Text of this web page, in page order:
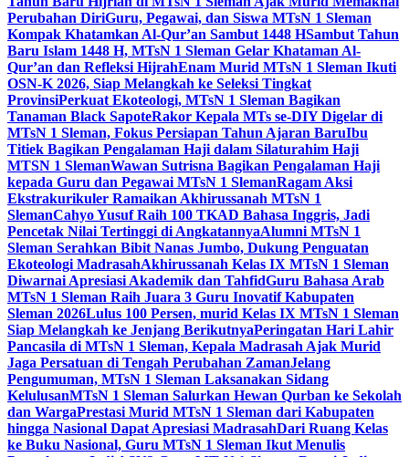
Perubahan DiriGuru, Pegawai, dan Siswa MTsN 1 Sleman
Kompak Khatamkan Al-Qur’an Sambut 1448 HSambut Tahun
Baru Islam 1448 H, MTsN 1 Sleman Gelar Khataman Al-
Qur’an dan Refleksi HijrahEnam Murid MTsN 1 Sleman Ikuti
OSN-K 2026, Siap Melangkah ke Seleksi Tingkat
ProvinsiPerkuat Ekoteologi, MTsN 1 Sleman Bagikan
Tanaman Black SapoteRakor Kepala MTs se-DIY Digelar di
MTsN 1 Sleman, Fokus Persiapan Tahun Ajaran BaruIbu
Titiek Bagikan Pengalaman Haji dalam Silaturahim Haji
MTSN 1 SlemanWawan Sutrisna Bagikan Pengalaman Haji
kepada Guru dan Pegawai MTsN 1 SlemanRagam Aksi
Ekstrakurikuler Ramaikan Akhirussanah MTsN 1
SlemanCahyo Yusuf Raih 100 TKAD Bahasa Inggris, Jadi
Pencetak Nilai Tertinggi di AngkatannyaAlumni MTsN 1
Sleman Serahkan Bibit Nanas Jumbo, Dukung Penguatan
Ekoteologi MadrasahAkhirussanah Kelas IX MTsN 1 Sleman
Diwarnai Apresiasi Akademik dan TahfidGuru Bahasa Arab
MTsN 1 Sleman Raih Juara 3 Guru Inovatif Kabupaten
Sleman 2026Lulus 100 Persen, murid Kelas IX MTsN 1 Sleman
Siap Melangkah ke Jenjang BerikutnyaPeringatan Hari Lahir
Pancasila di MTsN 1 Sleman, Kepala Madrasah Ajak Murid
Jaga Persatuan di Tengah Perubahan ZamanJelang
Pengumuman, MTsN 1 Sleman Laksanakan Sidang
KelulusanMTsN 1 Sleman Salurkan Hewan Qurban ke Sekolah
dan WargaPrestasi Murid MTsN 1 Sleman dari Kabupaten
hingga Nasional Dapat Apresiasi MadrasahDari Ruang Kelas
ke Buku Nasional, Guru MTsN 1 Sleman Ikut Menulis